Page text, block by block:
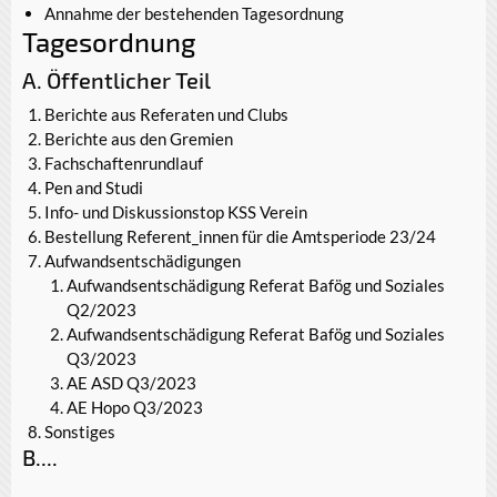
Annahme der bestehenden Tagesordnung
Tagesordnung
A. Öffentlicher Teil
Berichte aus Referaten und Clubs
Berichte aus den Gremien
Fachschaftenrundlauf
Pen and Studi
Info- und Diskussionstop KSS Verein
Bestellung Referent_innen für die Amtsperiode 23/24
Aufwandsentschädigungen
Aufwandsentschädigung Referat Bafög und Soziales
Q2/2023
Aufwandsentschädigung Referat Bafög und Soziales
Q3/2023
AE ASD Q3/2023
AE Hopo Q3/2023
Sonstiges
B....